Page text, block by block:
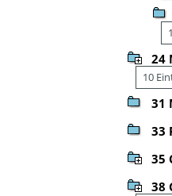
24
10
31
33
35
38